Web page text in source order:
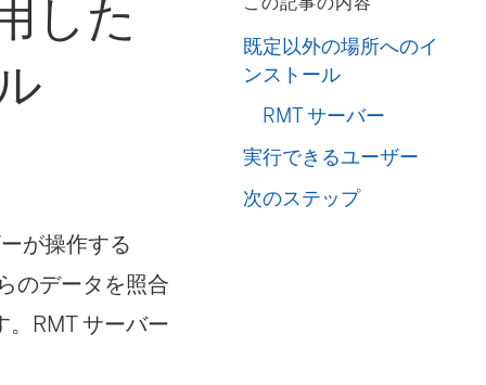
した
が操作する
のデータを照合
RMT サーバー
既定以外の場所へのイ
ンストール
RMT サーバー
実行できるユーザー
次のステップ